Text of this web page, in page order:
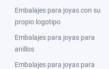
Embalajes para joyas con su
propio logotipo
Embalajes para joyas para
anillos
Embalajes para joyas para